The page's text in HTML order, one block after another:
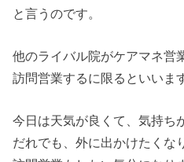
と言うのです。
他のライバル院がケアマネ営
訪問営業するに限るといいま
今日は天気が良くて、気持ち
だれでも、外に出かけたくな